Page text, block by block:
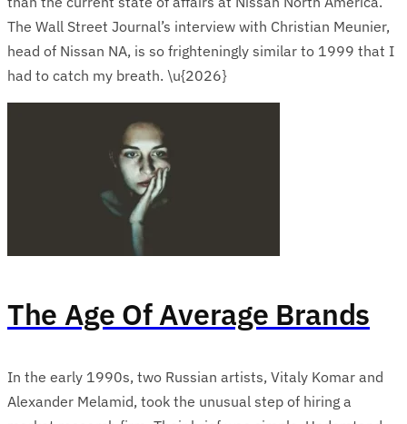
The Wall Street Journal’s interview with Christian Meunier,
head of Nissan NA, is so frighteningly similar to 1999 that I
had to catch my breath. \u{2026}
The Age Of Average Brands
In the early 1990s, two Russian artists, Vitaly Komar and
Alexander Melamid, took the unusual step of hiring a